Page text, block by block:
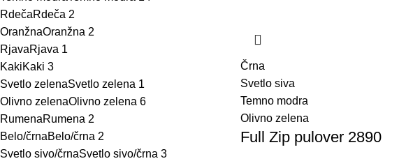
RdečaRdeča 2
OranžnaOranžna 2
RjavaRjava 1
KakiKaki 3
Svetlo zelenaSvetlo zelena 1
Olivno zelenaOlivno zelena 6
RumenaRumena 2
Belo/črnaBelo/črna 2
Svetlo sivo/črnaSvetlo sivo/črna 3
Črna
Svetlo siva
Temno modra
Olivno zelena
Full Zip pulover 2890